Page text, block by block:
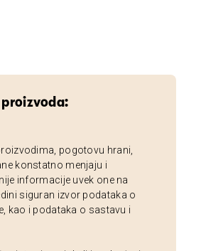
pogotovu hrani,
konstatno menjaju i
informacije uvek one na
siguran izvor podataka o
kao i podataka o sastavu i